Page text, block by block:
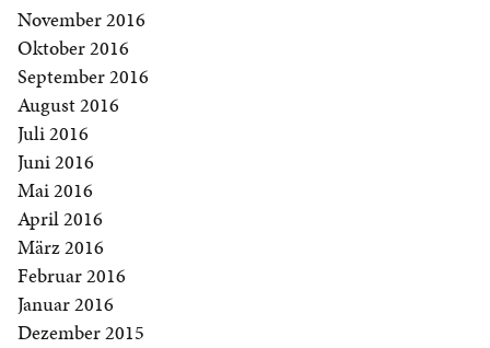
November 2016
Oktober 2016
September 2016
August 2016
Juli 2016
Juni 2016
Mai 2016
April 2016
März 2016
Februar 2016
Januar 2016
Dezember 2015